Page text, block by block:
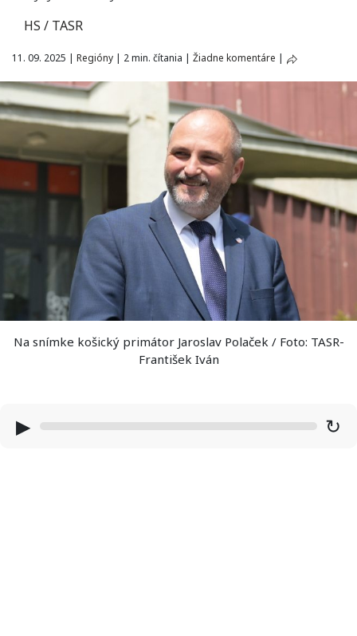
HS / TASR
11. 09. 2025 | Regióny | 2 min. čítania | Žiadne komentáre |
Na snímke košický primátor Jaroslav Polaček / Foto: TASR-
František Iván
▶ ↻